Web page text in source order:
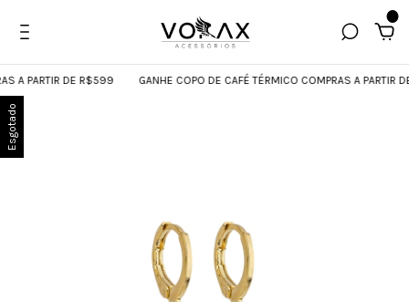
A PARTIR DE R$599 GANHE COPO DE CAFÉ TÉRMICO COMPRAS A PARTIR DE
Esgotado